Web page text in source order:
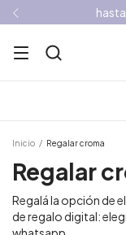
Inicio / Regalar croma
Regalar
Regalá la opción de
de regalo digital: